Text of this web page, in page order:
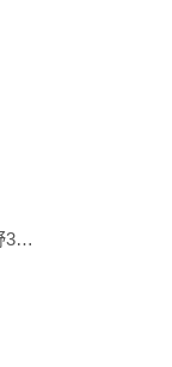
《黑子的篮球》里面,乌野高中最后赢了吗? 乌野3年拿到全国冠军了吗